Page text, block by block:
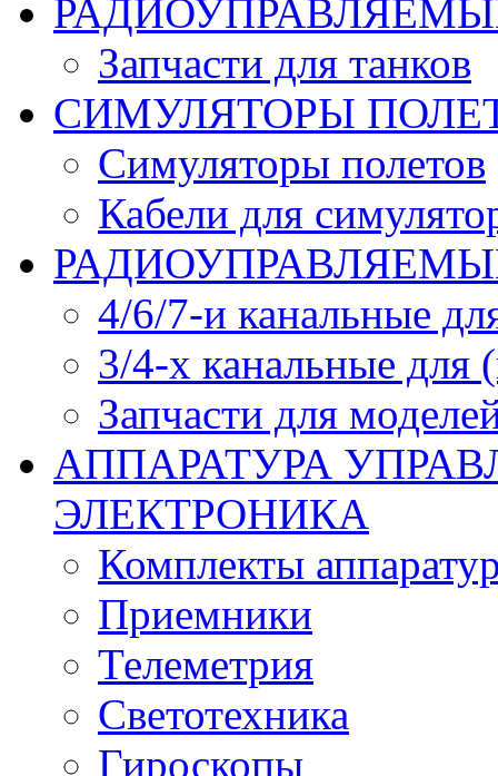
Запчасти для танков
СИМУЛЯТОРЫ
Симуляторы полетов
Кабели для
4/6/7-и канальные
3/4-х канальные
Запчасти для
АППАРАТУРА
ЭЛЕКТРОНИКА
Комплекты
Приемники
Телеметрия
Светотехника
Гироскопы